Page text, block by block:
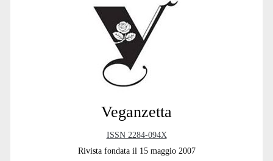
Veganzetta
ISSN 2284-094X
Rivista fondata il 15 maggio 2007